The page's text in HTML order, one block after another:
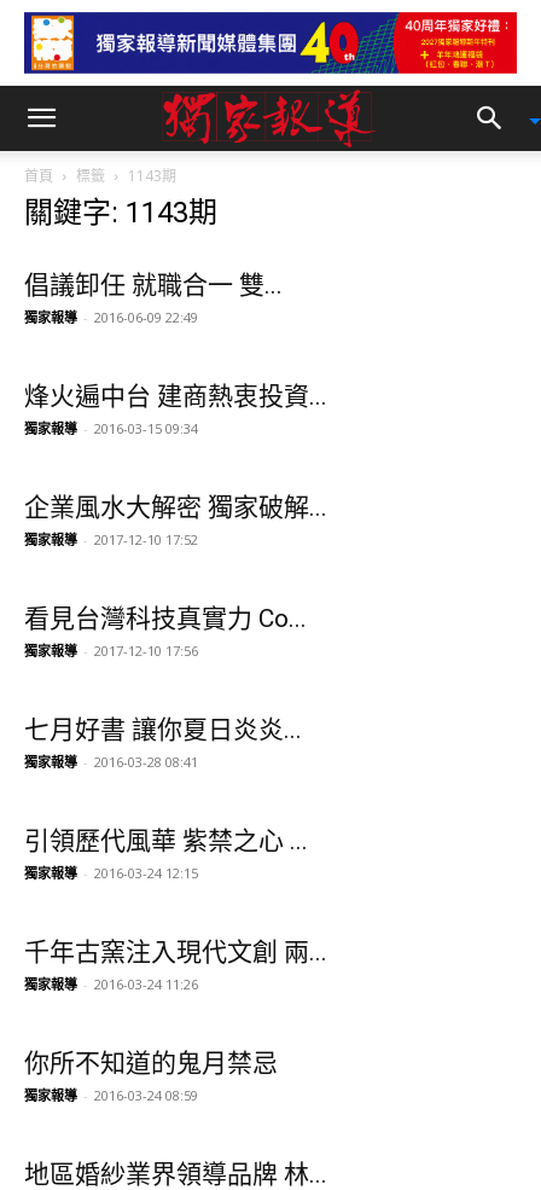
首頁 標籤 1143期
關鍵字: 1143期
倡議卸任 就職合一 雙...
獨家報導 - 2016-06-09 22:49
烽火遍中台 建商熱衷投資...
獨家報導 - 2016-03-15 09:34
企業風水大解密 獨家破解...
獨家報導 - 2017-12-10 17:52
看見台灣科技真實力 Co...
獨家報導 - 2017-12-10 17:56
七月好書 讓你夏日炎炎...
獨家報導 - 2016-03-28 08:41
引領歷代風華 紫禁之心 ...
獨家報導 - 2016-03-24 12:15
千年古窯注入現代文創 兩...
獨家報導 - 2016-03-24 11:26
你所不知道的鬼月禁忌
獨家報導 - 2016-03-24 08:59
地區婚紗業界領導品牌 林...